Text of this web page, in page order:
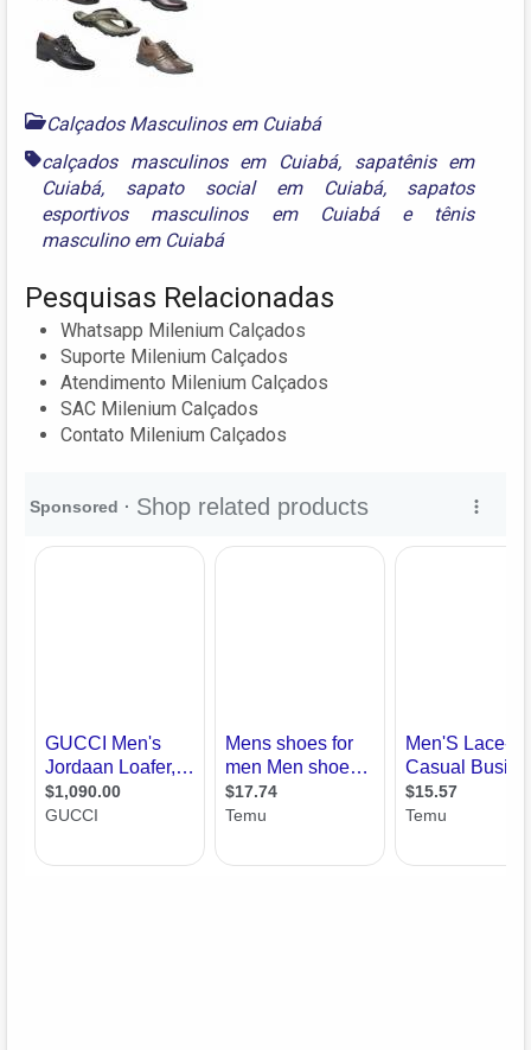
Calçados Masculinos em Cuiabá
calçados masculinos em Cuiabá, sapatênis em
Cuiabá, sapato social em Cuiabá, sapatos
esportivos masculinos em Cuiabáe tênis
masculino em Cuiabá
Pesquisas Relacionadas
Whatsapp Milenium Calçados
Suporte Milenium Calçados
Atendimento Milenium Calçados
SAC Milenium Calçados
Contato Milenium Calçados